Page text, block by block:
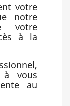
votre
notre
votre
à la
à vous
au